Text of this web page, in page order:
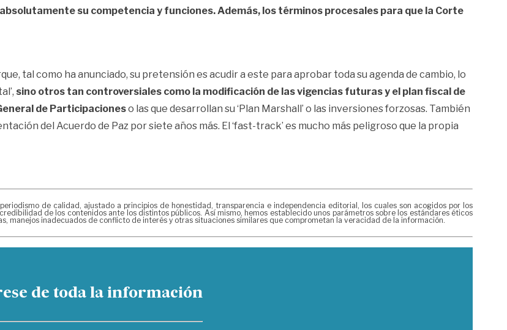
su competencia y funciones. Además, los términos procesales para que la Corte
tal como ha anunciado, su pretensión es acudir a este para aprobar toda su agenda de cambio, lo
sino otros tan controversiales como la modificación de las vigencias futuras y el plan fiscal de
de Participacioneso las que desarrollan su ‘Plan Marshall’ o las inversiones forzosas. También
del Acuerdo de Paz por siete años más. El ‘fast-track’ es mucho más peligroso que la propia
periodismo de calidad, ajustado a principios de honestidad, transparencia e independencia editorial, los cuales son acogidos por los
de los contenidos ante los distintos públicos. Así mismo, hemos establecido unos parámetros sobre los estándares éticos
manejos inadecuados de conflicto de interés y otras situaciones similares que comprometan la veracidad de la información.
de toda la información